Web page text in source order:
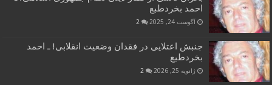
احمد بخردطبع
آگوست 24, 2025 2
جنبش اعتلایی در فقدان وضعیت انقلابی! ـ احمد
بخردطبع
ژانویه 25, 2026 2